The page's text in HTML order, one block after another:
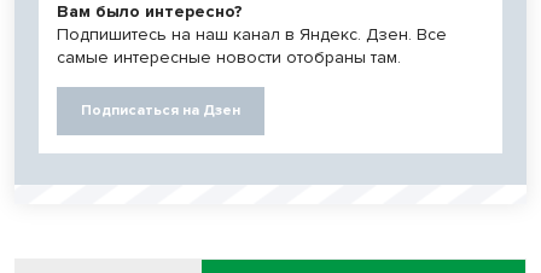
Вам было интересно?
Подпишитесь на наш канал в Яндекс. Дзен. Все
самые интересные новости отобраны там.
Подписаться на Дзен